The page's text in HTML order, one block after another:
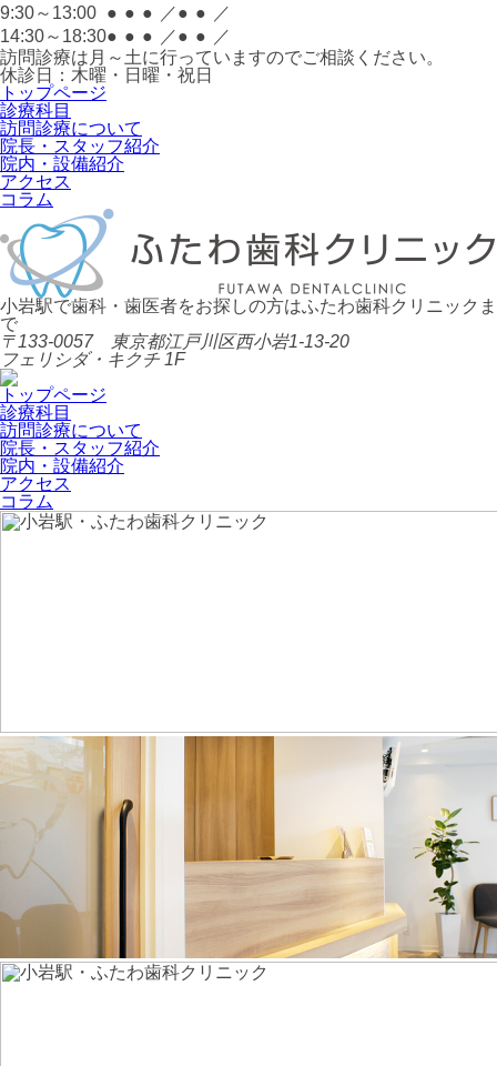
9:30～13:00 ● ● ● ／● ●
／
14:30～18:30● ● ● ／● ●
／
訪問診療は月～土に行っていますのでご相談ください。
休診日：木曜・日曜・祝日
トップページ
診療科目
訪問診療について
院長・スタッフ紹介
院内・設備紹介
アクセス
コラム
小岩駅で歯科・歯医者をお探しの方はふたわ歯科クリニックま
で
〒133-0057 東京都江戸川区西小岩1-13-20
フェリシダ・キクチ 1F
トップページ
診療科目
訪問診療について
院長・スタッフ紹介
院内・設備紹介
アクセス
コラム